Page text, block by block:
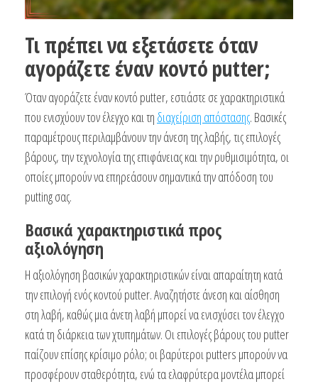
Τι πρέπει να εξετάσετε όταν
αγοράζετε έναν κοντό putter;
Όταν αγοράζετε έναν κοντό putter, εστιάστε σε χαρακτηριστικά
που ενισχύουν τον έλεγχο και τη διαχείριση απόστασης. Βασικές
παραμέτρους περιλαμβάνουν την άνεση της λαβής, τις επιλογές
βάρους, την τεχνολογία της επιφάνειας και την ρυθμισιμότητα, οι
οποίες μπορούν να επηρεάσουν σημαντικά την απόδοση του
putting σας.
Βασικά χαρακτηριστικά προς
αξιολόγηση
Η αξιολόγηση βασικών χαρακτηριστικών είναι απαραίτητη κατά
την επιλογή ενός κοντού putter. Αναζητήστε άνεση και αίσθηση
στη λαβή, καθώς μια άνετη λαβή μπορεί να ενισχύσει τον έλεγχο
κατά τη διάρκεια των χτυπημάτων. Οι επιλογές βάρους του putter
παίζουν επίσης κρίσιμο ρόλο; οι βαρύτεροι putters μπορούν να
προσφέρουν σταθερότητα, ενώ τα ελαφρύτερα μοντέλα μπορεί